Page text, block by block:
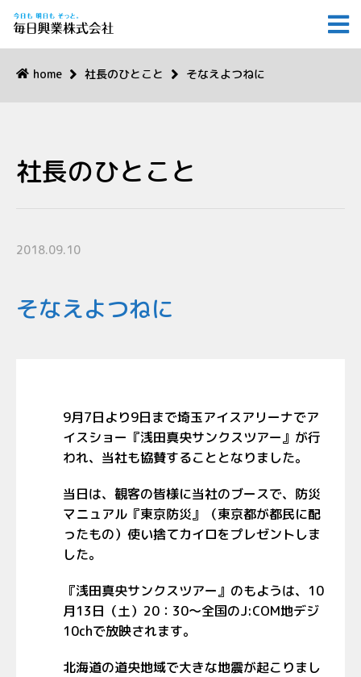
home 社長のひとこと そなえよつねに
社長のひとこと
2018.09.10
そなえよつねに
9月7日より9日まで埼玉アイスアリーナでア
イスショー『浅田真央サンクスツアー』が行
われ、当社も協賛することとなりました。
当日は、観客の皆様に当社のブースで、防災
マニュアル『東京防災』（東京都が都民に配
ったもの）使い捨てカイロをプレゼントしま
した。
『浅田真央サンクスツアー』のもようは、10
月13日（土）20：30～全国のJ:COM地デジ
10chで放映されます。
北海道の道央地域で大きな地震が起こりまし